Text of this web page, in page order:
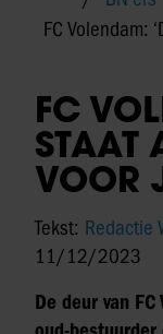
FC Volendam:
FC
STAAT
VOOR
Tekst: Redactie
11/12/2023
De deur van